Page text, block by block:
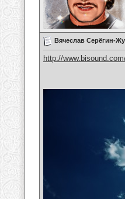
Вячеслав Серёгин-
http://